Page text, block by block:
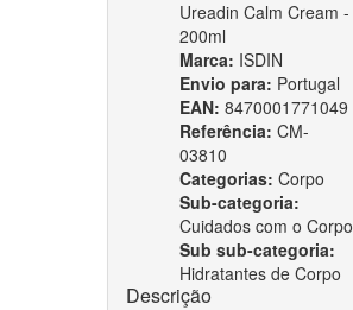
Ureadin Calm Cream -
200ml
Marca: ISDIN
Envio para: Portugal
EAN: 8470001771049
Referência: CM-
03810
Categorias: Corpo
Sub-categoria:
Cuidados com o Corpo
Sub sub-categoria:
Hidratantes de Corpo
Descrição